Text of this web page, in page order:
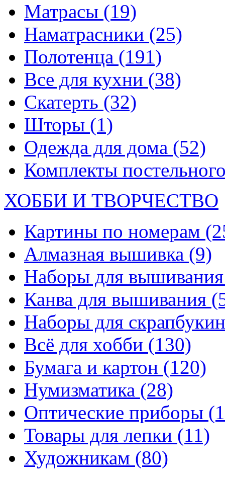
Матрасы (19)
Наматрасники (25)
Полотенца (191)
Все для кухни (38)
Скатерть (32)
Шторы (1)
Одежда для дома (52)
Комплекты
ХОББИ И ТВОРЧЕСТВО
Картины по номерам
Алмазная вышивка (9)
Наборы для
Канва для вышивания
Наборы для
Всё для хобби (130)
Бумага и картон (120)
Нумизматика (28)
Оптические приборы
Товары для лепки (11)
Художникам (80)